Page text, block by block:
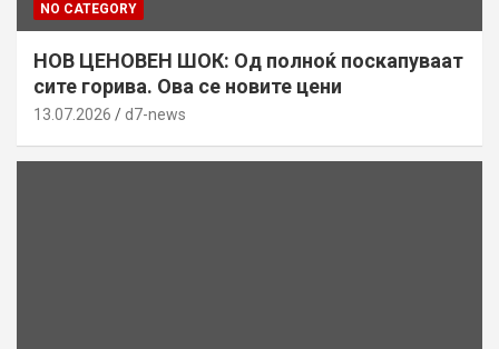
NO CATEGORY
НОВ ЦЕНОВЕН ШОК: Од полноќ поскапуваат
сите горива. Ова се новите цени
13.07.2026 d7-news